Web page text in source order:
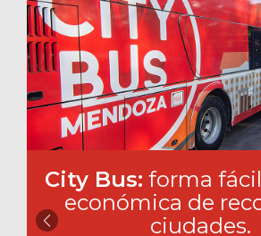
City Bus: forma
económica de
ciudades.​